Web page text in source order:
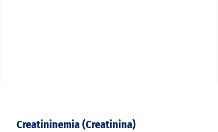
Creatininemia (Creatinina)